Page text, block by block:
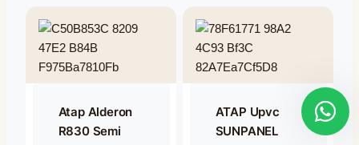
Atap Alderon
R830 Semi
ATAP Upvc
SUNPANEL